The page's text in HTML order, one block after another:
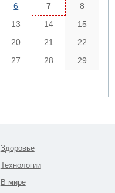
6 7
8
13 14
15
20 21
22
27 28
29
Здоровье
Технологии
В мире